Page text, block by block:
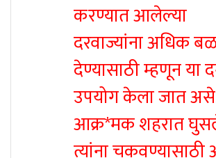
करण्यात आलेल्या
दरवाज्यांना अधिक
देण्यासाठी म्हणून या
उपयोग केला जात
आक्र*मक शहरात